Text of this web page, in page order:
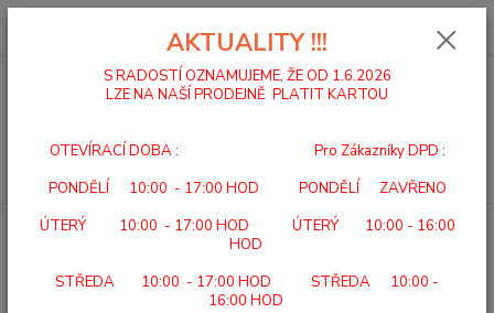
0,00 Kč
Úvod BERLE A HOLE HŮL PODPŮRNÁ DURALOVÁ 405 A
HŮL PODPŮRNÁ DURALOVÁ
AKTUALITY !!!
S RADOSTÍ OZNAMUJEME, ŽE OD 1.6.2026
LZE NA NAŠÍ PRODEJNĚ PLATIT KARTOU
OTEVÍRACÍ DOBA : Pro Zákazníky DPD :
PONDĚLÍ 10:00 - 17:00 HOD PONDĚLÍ ZAVŘENO
ÚTERÝ 10:00 - 17:00 HOD ÚTERÝ 10:00 - 16:00
HOD
STŘEDA 10:00 - 17:00 HOD STŘEDA 10:00 -
16:00 HOD